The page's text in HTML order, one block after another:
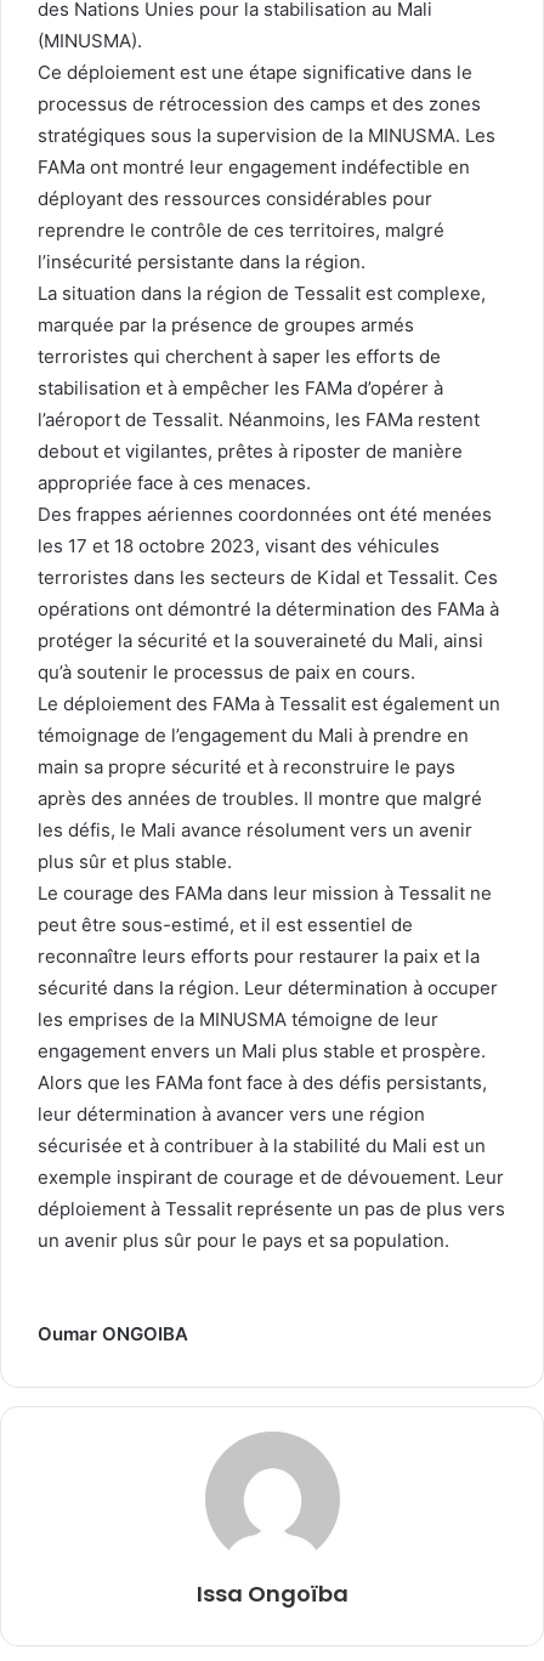
des Nations Unies pour la stabilisation au Mali
(MINUSMA).
Ce déploiement est une étape significative dans le
processus de rétrocession des camps et des zones
stratégiques sous la supervision de la MINUSMA. Les
FAMa ont montré leur engagement indéfectible en
déployant des ressources considérables pour
reprendre le contrôle de ces territoires, malgré
l’insécurité persistante dans la région.
La situation dans la région de Tessalit est complexe,
marquée par la présence de groupes armés
terroristes qui cherchent à saper les efforts de
stabilisation et à empêcher les FAMa d’opérer à
l’aéroport de Tessalit. Néanmoins, les FAMa restent
debout et vigilantes, prêtes à riposter de manière
appropriée face à ces menaces.
Des frappes aériennes coordonnées ont été menées
les 17 et 18 octobre 2023, visant des véhicules
terroristes dans les secteurs de Kidal et Tessalit. Ces
opérations ont démontré la détermination des FAMa à
protéger la sécurité et la souveraineté du Mali, ainsi
qu’à soutenir le processus de paix en cours.
Le déploiement des FAMa à Tessalit est également un
témoignage de l’engagement du Mali à prendre en
main sa propre sécurité et à reconstruire le pays
après des années de troubles. Il montre que malgré
les défis, le Mali avance résolument vers un avenir
plus sûr et plus stable.
Le courage des FAMa dans leur mission à Tessalit ne
peut être sous-estimé, et il est essentiel de
reconnaître leurs efforts pour restaurer la paix et la
sécurité dans la région. Leur détermination à occuper
les emprises de la MINUSMA témoigne de leur
engagement envers un Mali plus stable et prospère.
Alors que les FAMa font face à des défis persistants,
leur détermination à avancer vers une région
sécurisée et à contribuer à la stabilité du Mali est un
exemple inspirant de courage et de dévouement. Leur
déploiement à Tessalit représente un pas de plus vers
un avenir plus sûr pour le pays et sa population.
Oumar ONGOIBA
Issa Ongoïba